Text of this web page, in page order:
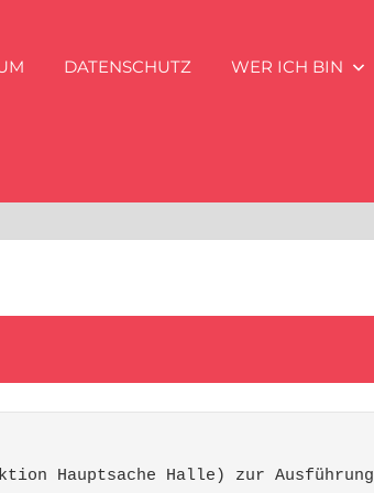
DATENSCHUTZ WER ICH BIN
Hauptsache Halle) zur Ausführung